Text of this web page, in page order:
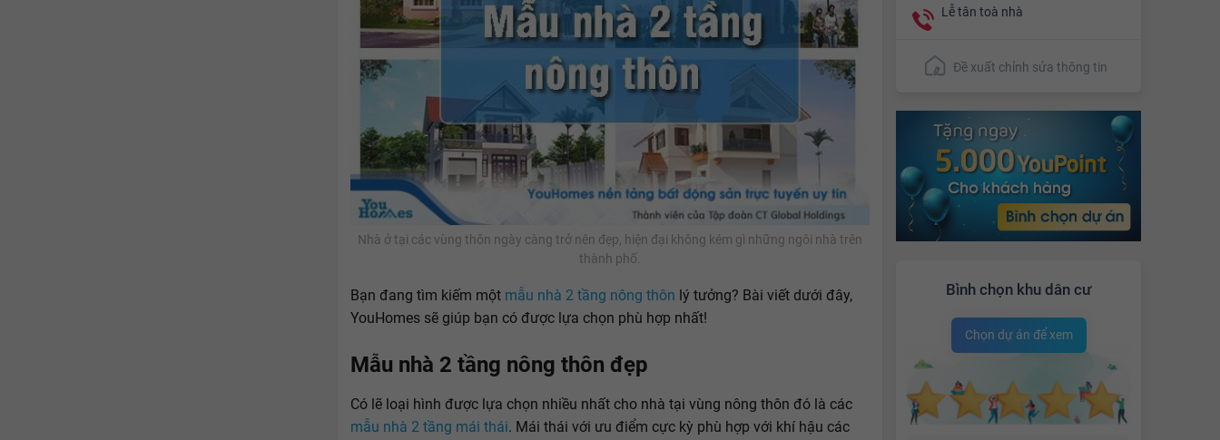
Lễ tân toà nhà
Đề xuất chỉnh sửa thông tin
Bình chọn khu dân cư
Chọn dự án để xem
Nhà ở tại các vùng thôn ngày càng trở nên đẹp, hiện đại không kém gì những ngôi nhà trên
thành phố.
Bạn đang tìm kiếm một mẫu nhà 2 tầng nông thôn lý tưởng? Bài viết dưới đây,
YouHomes sẽ giúp bạn có được lựa chọn phù hợp nhất!
Mẫu nhà 2 tầng nông thôn đẹp
Có lẽ loại hình được lựa chọn nhiều nhất cho nhà tại vùng nông thôn đó là các
mẫu nhà 2 tầng mái thái. Mái thái với ưu điểm cực kỳ phù hợp với khí hậu các